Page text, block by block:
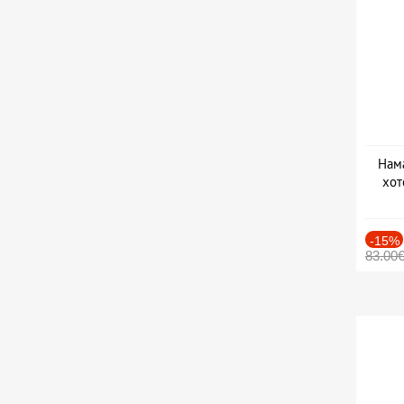
-15%
83.00€